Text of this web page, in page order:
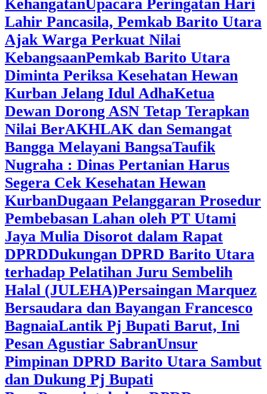
KehangatanUpacara Peringatan Hari
Lahir Pancasila, Pemkab Barito Utara
Ajak Warga Perkuat Nilai
KebangsaanPemkab Barito Utara
Diminta Periksa Kesehatan Hewan
Kurban Jelang Idul AdhaKetua
Dewan Dorong ASN Tetap Terapkan
Nilai BerAKHLAK dan Semangat
Bangga Melayani BangsaTaufik
Nugraha : Dinas Pertanian Harus
Segera Cek Kesehatan Hewan
KurbanDugaan Pelanggaran Prosedur
Pembebasan Lahan oleh PT Utami
Jaya Mulia Disorot dalam Rapat
DPRDDukungan DPRD Barito Utara
terhadap Pelatihan Juru Sembelih
Halal (JULEHA)Persaingan Marquez
Bersaudara dan Bayangan Francesco
BagnaiaLantik Pj Bupati Barut, Ini
Pesan Agustiar SabranUnsur
Pimpinan DPRD Barito Utara Sambut
dan Dukung Pj Bupati